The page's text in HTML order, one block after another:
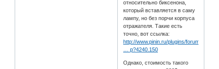
относительно биксенона,
который вставляется в саму
лампу, но без порчи корпуса
отражателя. Такие есть
точно, вот ссылка:
http://www.pinin.ru/plugins/forum/forum
… p?4240.150
Однако, стоимость такого